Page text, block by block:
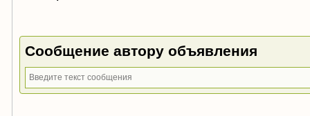
Сообщение автору объявления